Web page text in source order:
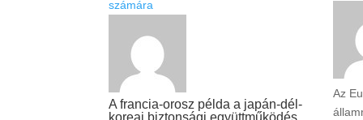
A francia-orosz példa a japán-dél-
Az